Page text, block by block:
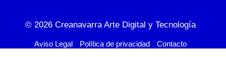
© 2026 Creanavarra Arte Digital y Tecnología
Aviso Legal Política de privacidad Contacto